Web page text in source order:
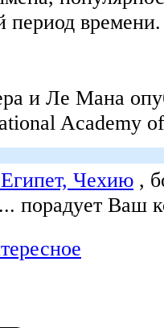
период
и Ле Мана
Academy
Чехию ,
порадует Ваш